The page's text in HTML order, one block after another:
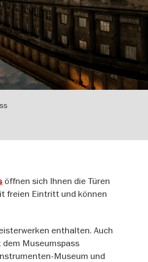
öffnen sich Ihnen die Türen
freien Eintritt und können
enthalten. Auch
dem Museumspass
Museum und